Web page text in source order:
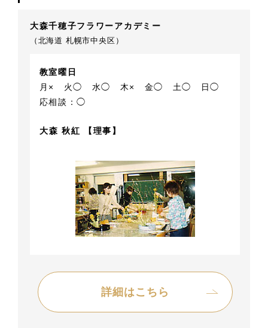
大森千穂子フラワーアカデミー
（北海道 札幌市中央区）
教室曜日
月×
火◯ 水◯ 木× 金◯ 土◯
日◯
応相談：◯
大森 秋紅 【理事】
詳細はこちら